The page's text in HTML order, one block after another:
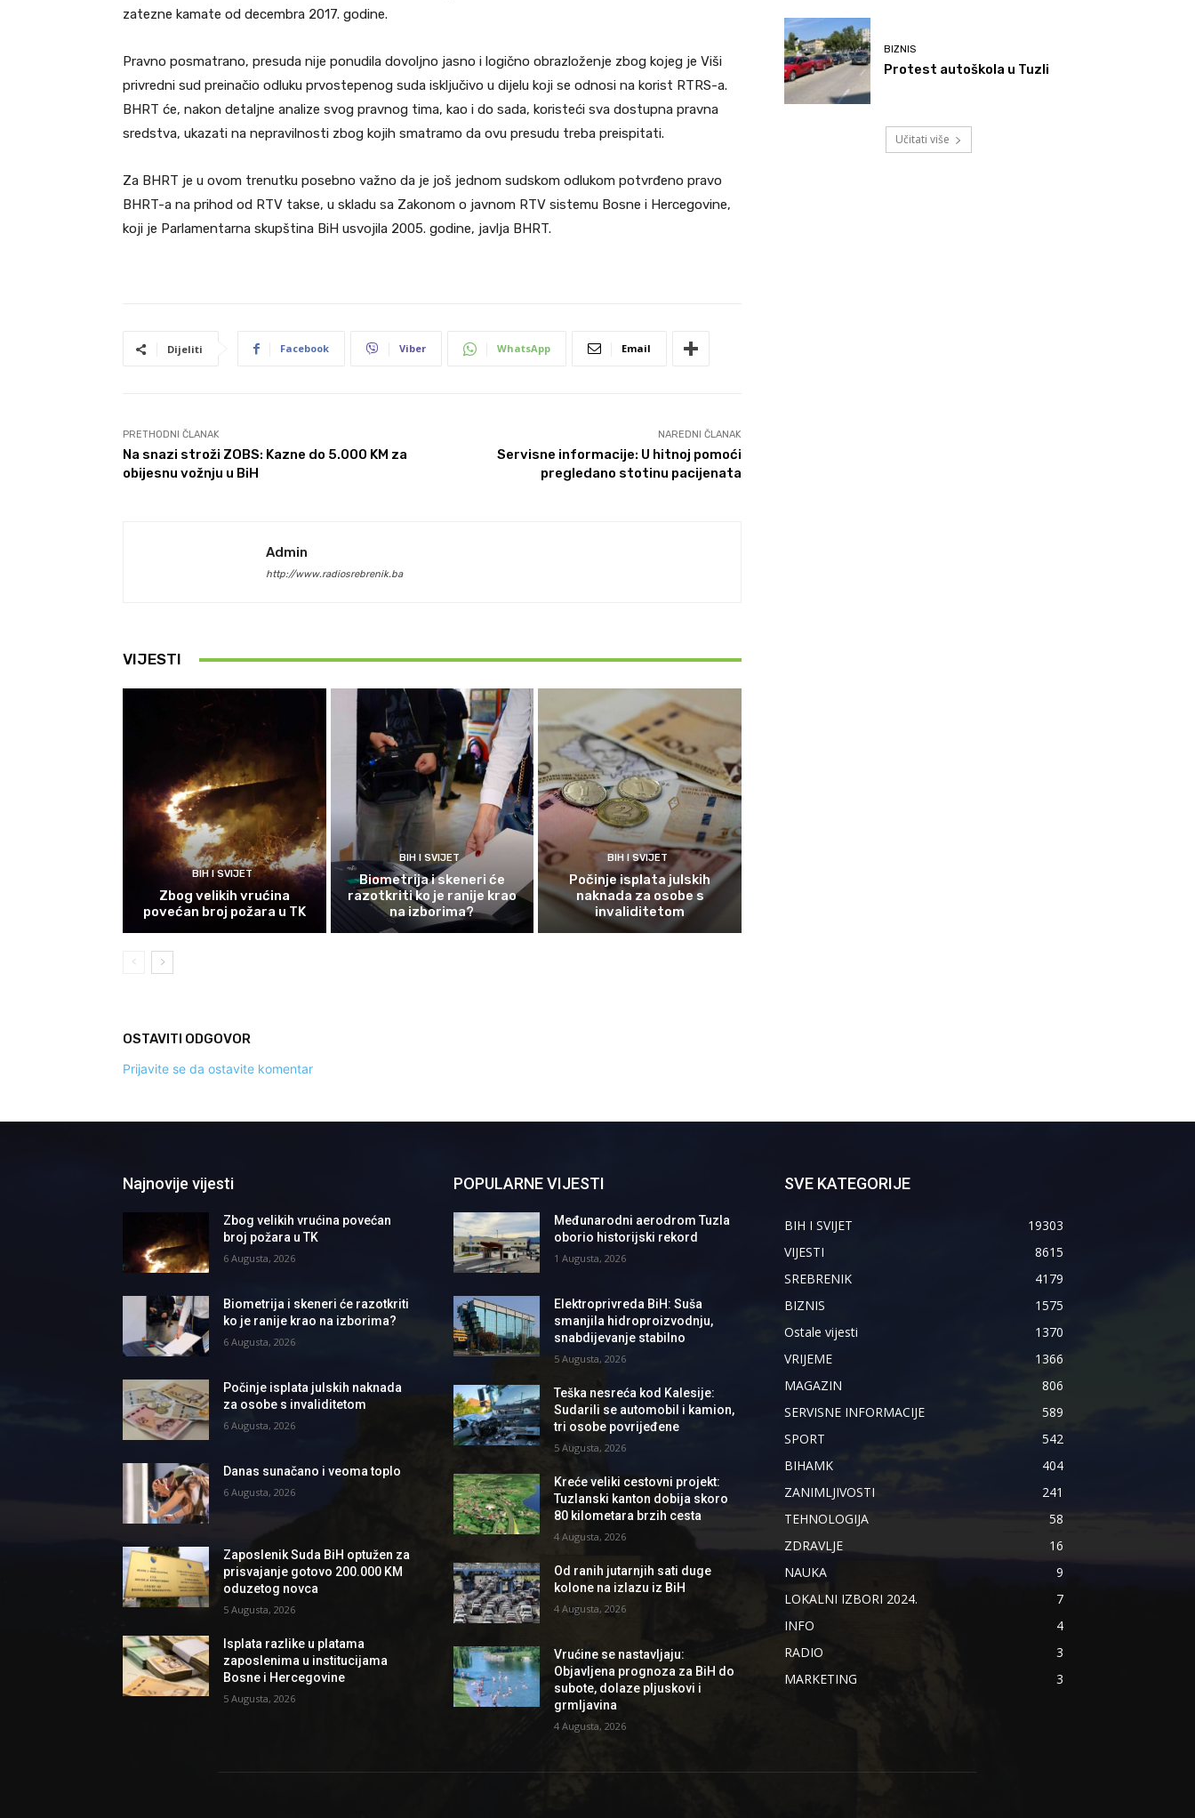
zatezne kamate od decembra 2017. godine.
Pravno posmatrano, presuda nije ponudila dovoljno jasno i logično obrazloženje zbog kojeg je Viši
privredni sud preinačio odluku prvostepenog suda isključivo u dijelu koji se odnosi na korist RTRS-a.
BHRT će, nakon detaljne analize svog pravnog tima, kao i do sada, koristeći sva dostupna pravna
sredstva, ukazati na nepravilnosti zbog kojih smatramo da ovu presudu treba preispitati.
Za BHRT je u ovom trenutku posebno važno da je još jednom sudskom odlukom potvrđeno pravo
BHRT-a na prihod od RTV takse, u skladu sa Zakonom o javnom RTV sistemu Bosne i Hercegovine,
koji je Parlamentarna skupština BiH usvojila 2005. godine, javlja BHRT.
Dijeliti Facebook Viber WhatsApp Email
PRETHODNI ČLANAK
Na snazi stroži ZOBS: Kazne do 5.000 KM za
obijesnu vožnju u BiH
NAREDNI ČLANAK
Servisne informacije: U hitnoj pomoći
pregledano stotinu pacijenata
Admin
http://www.radiosrebrenik.ba
VIJESTI
BIH I SVIJET
Zbog velikih vrućina
povećan broj požara u TK
BIH I SVIJET
Biometrija i skeneri će
razotkriti ko je ranije krao
na izborima?
BIH I SVIJET
Počinje isplata julskih
naknada za osobe s
invaliditetom
OSTAVITI ODGOVOR
Prijavite se da ostavite komentar
BIZNIS
Protest autoškola u Tuzli
Učitati više
Najnovije vijesti
Zbog velikih vrućina povećan
broj požara u TK
6 Augusta, 2026
Biometrija i skeneri će razotkriti
ko je ranije krao na izborima?
6 Augusta, 2026
Počinje isplata julskih naknada
za osobe s invaliditetom
6 Augusta, 2026
Danas sunačano i veoma toplo
6 Augusta, 2026
Zaposlenik Suda BiH optužen za
prisvajanje gotovo 200.000 KM
oduzetog novca
5 Augusta, 2026
Isplata razlike u platama
zaposlenima u institucijama
Bosne i Hercegovine
5 Augusta, 2026
POPULARNE VIJESTI
Međunarodni aerodrom Tuzla
oborio historijski rekord
1 Augusta, 2026
Elektroprivreda BiH: Suša
smanjila hidroproizvodnju,
snabdijevanje stabilno
5 Augusta, 2026
Teška nesreća kod Kalesije:
Sudarili se automobil i kamion,
tri osobe povrijeđene
5 Augusta, 2026
Kreće veliki cestovni projekt:
Tuzlanski kanton dobija skoro
80 kilometara brzih cesta
4 Augusta, 2026
Od ranih jutarnjih sati duge
kolone na izlazu iz BiH
4 Augusta, 2026
Vrućine se nastavljaju:
Objavljena prognoza za BiH do
subote, dolaze pljuskovi i
grmljavina
4 Augusta, 2026
SVE KATEGORIJE
BIH I SVIJET
19303
VIJESTI
8615
SREBRENIK
4179
BIZNIS
1575
Ostale vijesti
1370
VRIJEME
1366
MAGAZIN
806
SERVISNE INFORMACIJE
589
SPORT
542
BIHAMK
404
ZANIMLJIVOSTI
241
TEHNOLOGIJA
58
ZDRAVLJE
16
NAUKA
9
LOKALNI IZBORI 2024.
7
INFO
4
RADIO
3
MARKETING
3